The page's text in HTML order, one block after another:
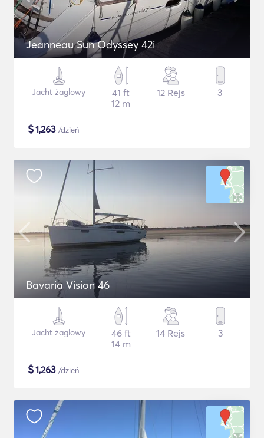
Jeanneau Sun Odyssey 42i
Jacht żaglowy
41 ft
12 m
12 Rejs 3
$1,263 /dzień
Bavaria Vision 46
Jacht żaglowy
46 ft
14 m
14 Rejs 3
$1,263 /dzień